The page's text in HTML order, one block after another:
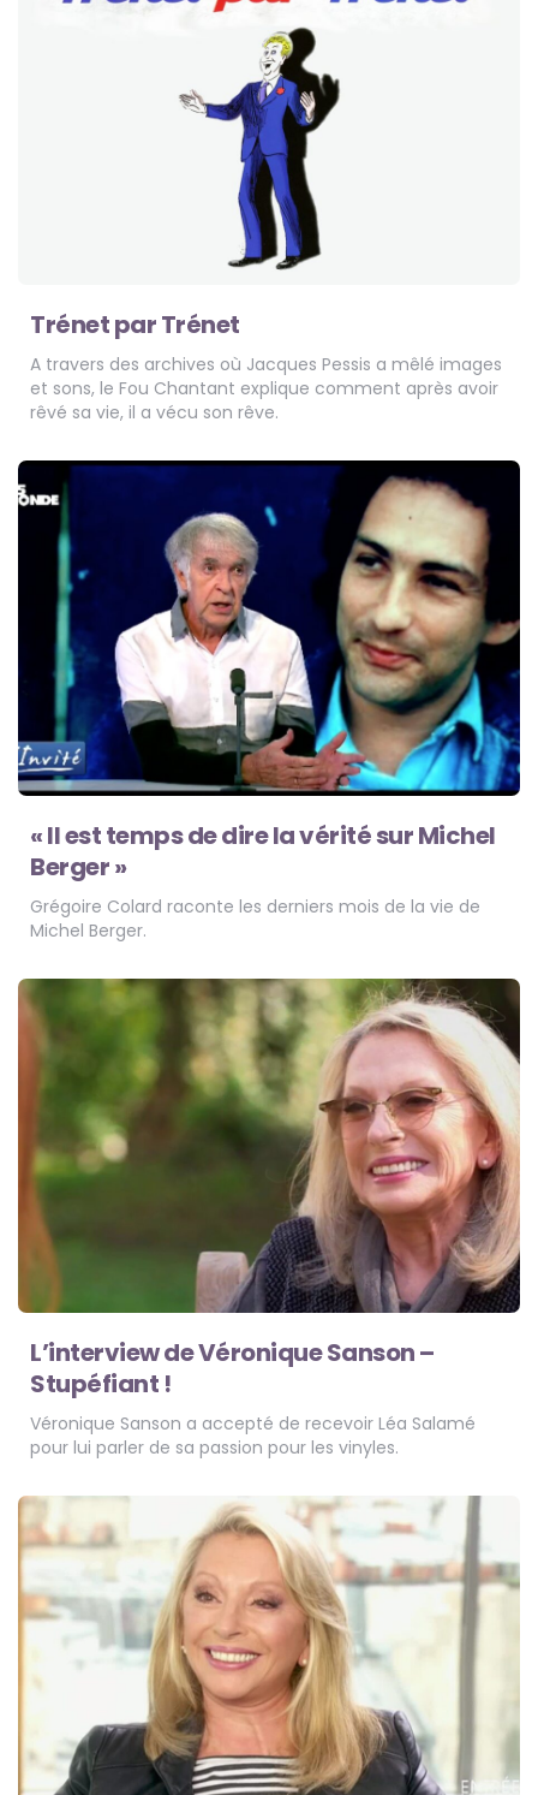
Trénet par Trénet
A travers des archives où Jacques Pessis a mêlé images
et sons, le Fou Chantant explique comment après avoir
rêvé sa vie, il a vécu son rêve.
« Il est temps de dire la vérité sur Michel
Berger »
Grégoire Colard raconte les derniers mois de la vie de
Michel Berger.
L’interview de Véronique Sanson –
Stupéfiant !
Véronique Sanson a accepté de recevoir Léa Salamé
pour lui parler de sa passion pour les vinyles.